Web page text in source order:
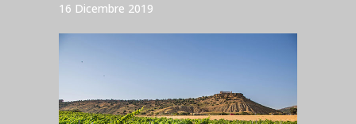
16 Dicembre 2019